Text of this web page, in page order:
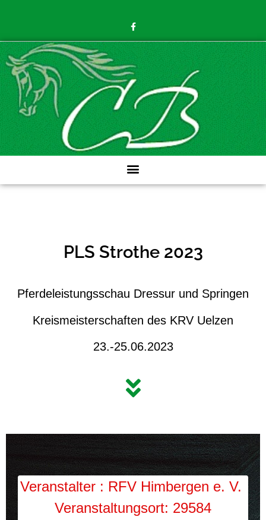
PLS Strothe 2023
Pferdeleistungsschau Dressur und Springen
Kreismeisterschaften des KRV Uelzen
23.-25.06.2023
Veranstalter : RFV Himbergen e. V.
Veranstaltungsort: 29584